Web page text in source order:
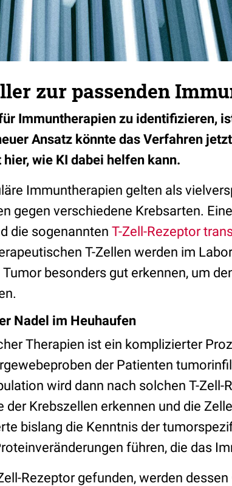
zur passenden
Immuntherapien zu identifizieren,
Ansatz könnte das Verfahren
wie KI dabei helfen kann.
Immuntherapien gelten als
gegen verschiedene Krebsarten.
die sogenannten T-Zell-Rezeptor
T-Zellen werden im
besonders gut erkennen, um
Nadel im Heuhaufen
Therapien ist ein komplizierter
der Patienten
wird dann nach solchen T-Zell-
der Krebszellen erkennen und die
bislang die Kenntnis der
führen, die das
Rezeptor gefunden, werden